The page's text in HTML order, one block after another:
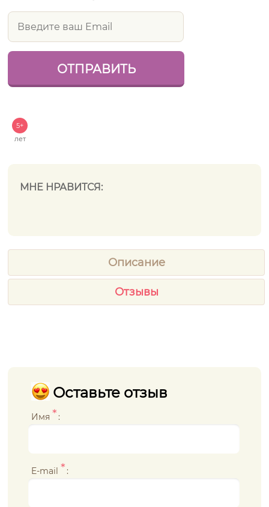
5+
лет
МНЕ НРАВИТСЯ:
Описание
Отзывы
Оставьте отзыв
Имя * :
E-mail * :